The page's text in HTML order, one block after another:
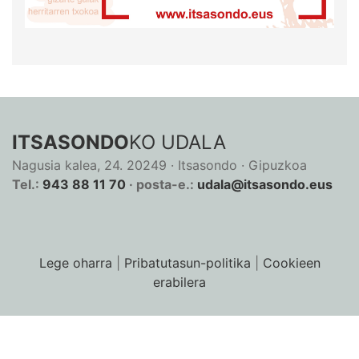
ITSASONDOKO UDALA
Nagusia kalea, 24. 20249 · Itsasondo · Gipuzkoa
Tel.: 943 88 11 70 · posta-e.: udala@itsasondo.eus
Lege oharra Pribatutasun-politika
Cookieen
erabilera